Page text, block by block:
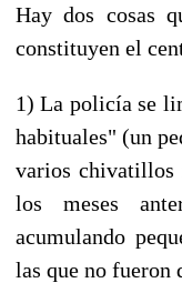
Hay dos cosas
constituyen el
1) La policía se
habituales" (un
varios chivatillos
los meses
acumulando
las que no fueron